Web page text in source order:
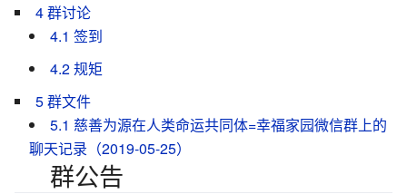
4群讨论
4.1 签到
4.2规矩
5群文件
5.1 慈善为源在人类命运共同体=幸福家园微信群上的
聊天记录（2019-05-25）
群公告